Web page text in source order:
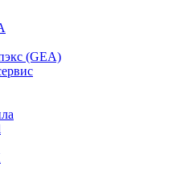
(GEA)